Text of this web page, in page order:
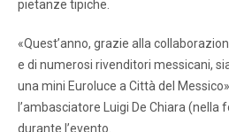
pietanze tipiche.
«Quest’anno, grazie alla
e di numerosi rivenditori messicani,
una mini Euroluce a Città del
l’ambasciatore Luigi De Chiara (nella
durante l’evento.